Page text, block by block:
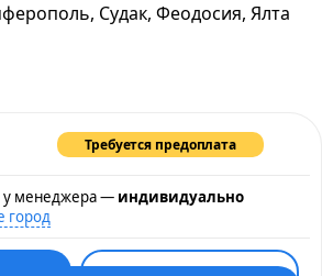
Требуется предоплата
у менеджера — индивидуально
город
Судак, Феодосия, Ялта